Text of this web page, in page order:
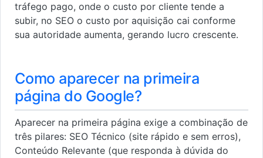
tráfego pago, onde o custo por cliente tende a
subir, no SEO o custo por aquisição cai conforme
sua autoridade aumenta, gerando lucro crescente.
Como aparecer na primeira
página do Google?
Aparecer na primeira página exige a combinação de
três pilares: SEO Técnico (site rápido e sem erros),
Conteúdo Relevante (que responda à dúvida do